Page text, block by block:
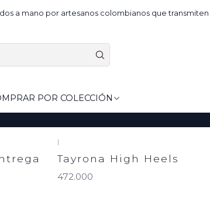
POR COLECCIÓN
a mano por artesanos colombianos que
|
Tayrona High Heels
472.000